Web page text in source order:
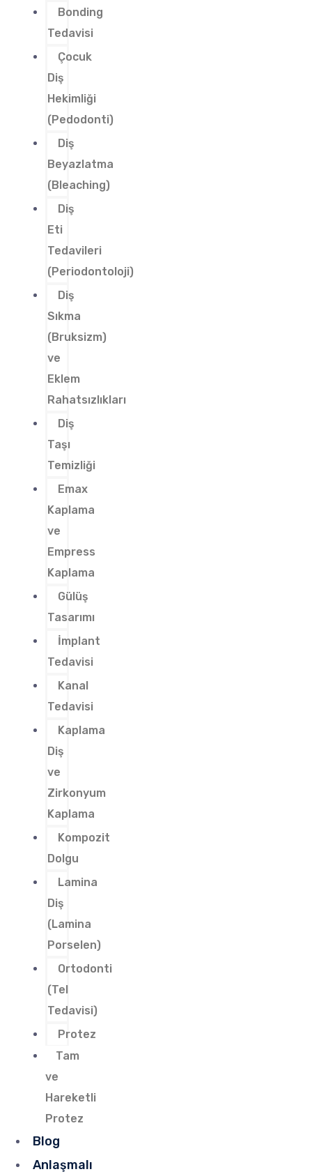
Bonding
Tedavisi
Çocuk
Diş
Hekimliği
(Pedodonti)
Diş
Beyazlatma
(Bleaching)
Diş
Eti
Tedavileri
(Periodontoloji)
Diş
Sıkma
(Bruksizm)
ve
Eklem
Rahatsızlıkları
Diş
Taşı
Temizliği
Emax
Kaplama
ve
Empress
Kaplama
Gülüş
Tasarımı
İmplant
Tedavisi
Kanal
Tedavisi
Kaplama
Diş
ve
Zirkonyum
Kaplama
Kompozit
Dolgu
Lamina
Diş
(Lamina
Porselen)
Ortodonti
(Tel
Tedavisi)
Protez
Tam
ve
Hareketli
Protez
Blog
Anlaşmalı